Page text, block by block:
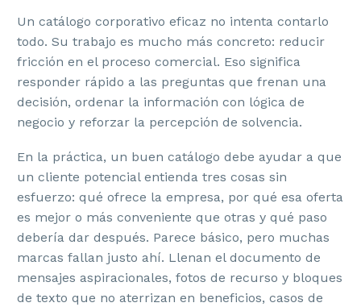
Un catálogo corporativo eficaz no intenta contarlo
todo. Su trabajo es mucho más concreto: reducir
fricción en el proceso comercial. Eso significa
responder rápido a las preguntas que frenan una
decisión, ordenar la información con lógica de
negocio y reforzar la percepción de solvencia.
En la práctica, un buen catálogo debe ayudar a que
un cliente potencial entienda tres cosas sin
esfuerzo: qué ofrece la empresa, por qué esa oferta
es mejor o más conveniente que otras y qué paso
debería dar después. Parece básico, pero muchas
marcas fallan justo ahí. Llenan el documento de
mensajes aspiracionales, fotos de recurso y bloques
de texto que no aterrizan en beneficios, casos de